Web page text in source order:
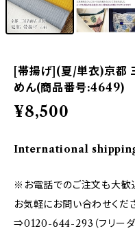
[帯揚げ](夏/単衣)京都
めん(商品番号:4649)
¥8,500
International
※お電話でのご注文も大歓
お気軽にお問い合わせくだ
⇒0120-644-293（フリーダ